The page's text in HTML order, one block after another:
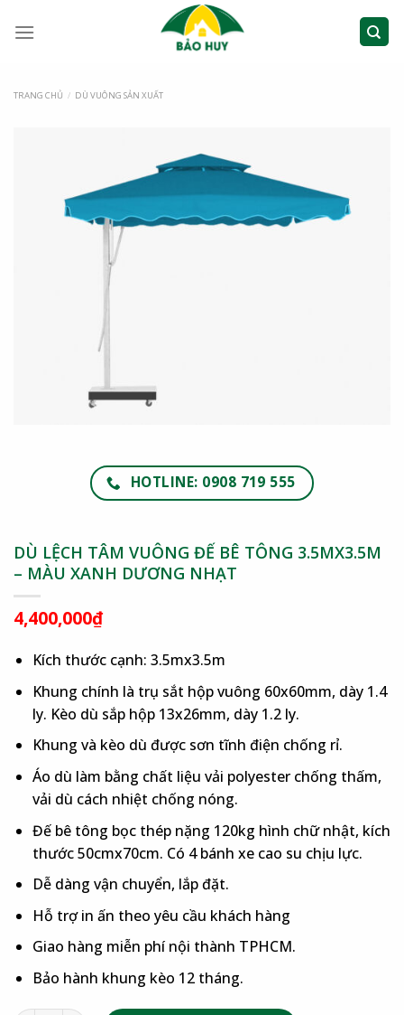
TRANG CHỦ / DÙ VUÔNG SẢN XUẤT
HOTLINE: 0908 719 555
DÙ LỆCH TÂM VUÔNG ĐẾ BÊ TÔNG 3.5MX3.5M
– MÀU XANH DƯƠNG NHẠT
4,400,000₫
Kích thước cạnh: 3.5mx3.5m
Khung chính là trụ sắt hộp vuông 60x60mm, dày 1.4
ly. Kèo dù sắp hộp 13x26mm, dày 1.2 ly.
Khung và kèo dù được sơn tĩnh điện chống rỉ.
Áo dù làm bằng chất liệu vải polyester chống thấm,
vải dù cách nhiệt chống nóng.
Đế bê tông bọc thép nặng 120kg hình chữ nhật, kích
thước 50cmx70cm. Có 4 bánh xe cao su chịu lực.
Dễ dàng vận chuyển, lắp đặt.
Hỗ trợ in ấn theo yêu cầu khách hàng
Giao hàng miễn phí nội thành TPHCM.
Bảo hành khung kèo 12 tháng.